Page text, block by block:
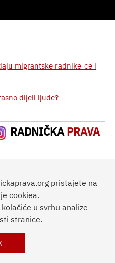
migrantske radnike_ce i
dijeli ljude?
RADNIČKA PRAVA
pristajete na
cookiea.
u svrhu analize
stranice.